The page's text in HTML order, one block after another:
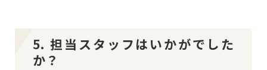
5. 担当スタッフはいかがでした
か？